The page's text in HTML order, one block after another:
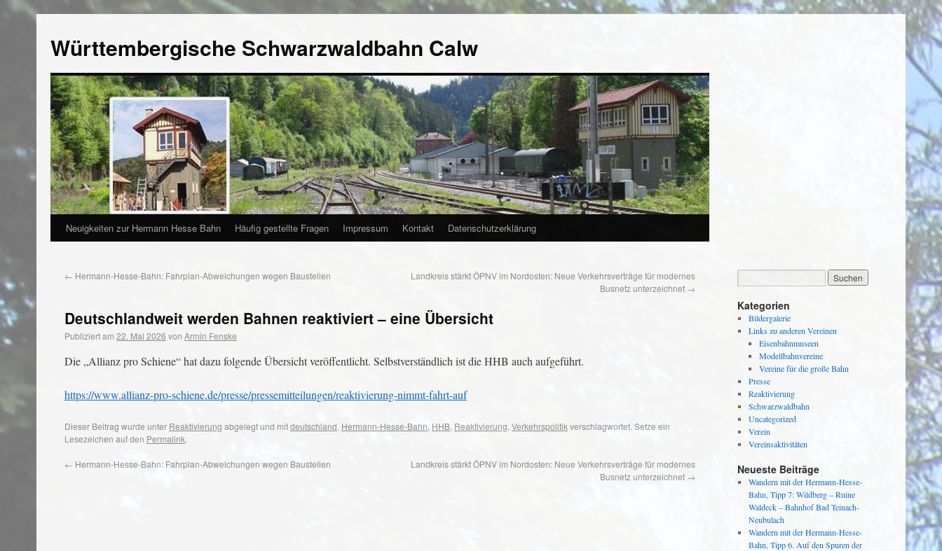
Württembergische Schwarzwaldbahn Calw
Neuigkeiten zur Hermann Hesse Bahn Häufig gestellte Fragen Impressum Kontakt Datenschutzerklärung
← Hermann-Hesse-Bahn: Fahrplan-Abweichungen wegen Baustellen
Landkreis stärkt ÖPNV im Nordosten: Neue Verkehrsverträge für modernes
Busnetz unterzeichnet →
Deutschlandweit werden Bahnen reaktiviert – eine Übersicht
Publiziert am 22. Mai 2026 von Armin Fenske
Die „Allianz pro Schiene“ hat dazu folgende Übersicht veröffentlicht. Selbstverständlich ist die HHB auch aufgeführt.
https://www.allianz-pro-schiene.de/presse/pressemitteilungen/reaktivierung-nimmt-fahrt-auf
Dieser Beitrag wurde unter Reaktivierung abgelegt und mitdeutschland, Hermann-Hesse-Bahn, HHB, Reaktivierung, Verkehrspolitikverschlagwortet. Setze ein
Lesezeichen auf den Permalink.
← Hermann-Hesse-Bahn: Fahrplan-Abweichungen wegen Baustellen
Landkreis stärkt ÖPNV im Nordosten: Neue Verkehrsverträge für modernes
Busnetz unterzeichnet →
Kategorien
Bildergalerie
Links zu anderen Vereinen
Eisenbahnmuseen
Modellbahnvereine
Vereine für die große Bahn
Presse
Reaktivierung
Schwarzwaldbahn
Uncategorized
Verein
Vereinsaktivitäten
Neueste Beiträge
Wandern mit der Hermann-Hesse-
Bahn, Tipp 7: Wildberg – Ruine
Waldeck – Bahnhof Bad Teinach-
Neubulach
Wandern mit der Hermann-Hesse-
Bahn, Tipp 6. Auf den Spuren der